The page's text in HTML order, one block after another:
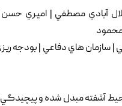
آبادي مصطفي | اميري
| سازمان هاي دفاعي | بودجه
آشفته مبدل شده و